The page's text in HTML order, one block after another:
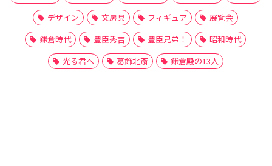
デザイン
文房具 フィギュア
展覧会
鎌倉時代
豊臣秀吉 豊臣兄弟！
昭和時代
光る君へ
葛飾北斎 鎌倉殿の13人